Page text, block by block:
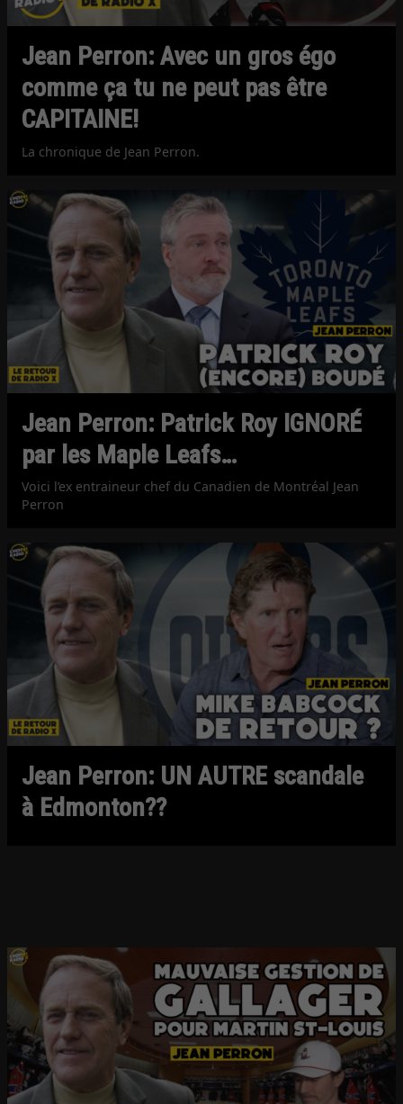
Jean Perron: Avec un gros égo
comme ça tu ne peut pas être
CAPITAINE!
La chronique de Jean Perron.
Jean Perron: Patrick Roy IGNORÉ
par les Maple Leafs…
Voici l’ex entraineur chef du Canadien de Montréal Jean
Perron
Jean Perron: UN AUTRE scandale
à Edmonton??